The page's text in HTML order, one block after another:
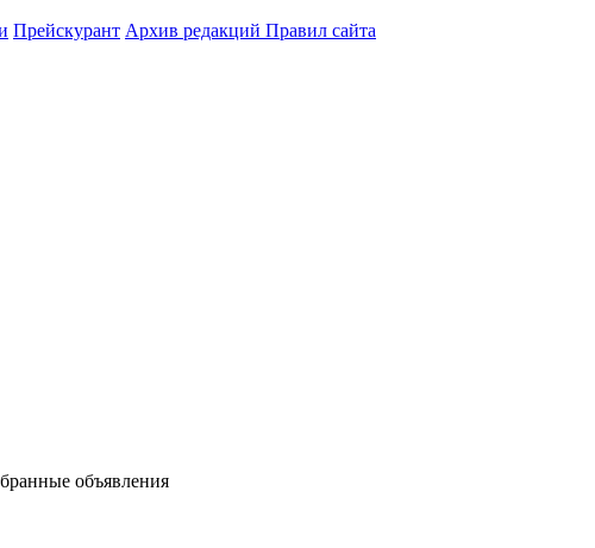
Прейскурант Архив редакций Правил сайта
объявления